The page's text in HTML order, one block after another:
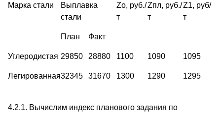
Марка стали
Выплавка
стали
Zо, руб./
т
Zпл, руб./
т
Z1, руб/
т
План Факт
Углеродистая 29850 28880 1100 1090 1095
Легированная32345 31670 1300 1290 1295
4.2.1. Вычислим индекс планового задания по